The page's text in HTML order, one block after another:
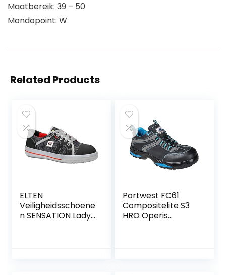
Maatbereik: 39 – 50
Mondopoint: W
Related Products
ELTEN
Veiligheidsschoene
n SENSATION Lady
Portwest FC61
Compositelite S3
HRO Operis